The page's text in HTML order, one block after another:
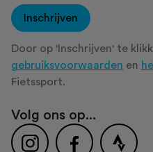
Inschrijven
Door op 'Inschrijven' te
gebruiksvoorwaarden en
Fietssport.
Volg ons op...